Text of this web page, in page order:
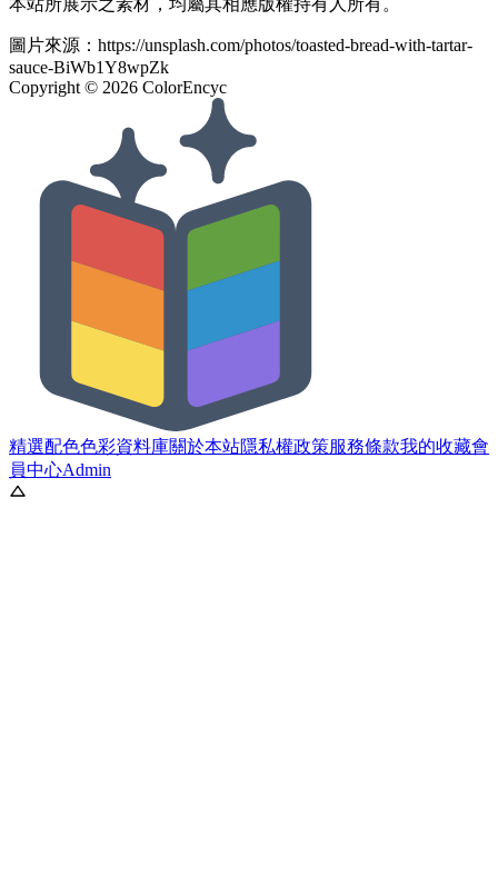
圖片來源： https://unsplash.com/photos/toasted-bread-with-tartar-
sauce-BiWb1Y8wpZk
Copyright © 2026 ColorEncyc
精選配色色彩資料庫關於本站隱私權政策服務條款我的收藏會
員中心Admin